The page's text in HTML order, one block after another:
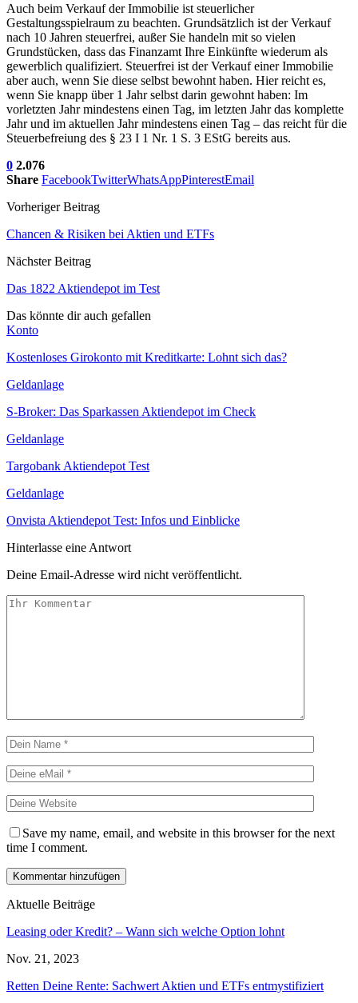
Auch beim Verkauf der Immobilie ist steuerlicher
Gestaltungsspielraum zu beachten. Grundsätzlich ist der Verkauf
nach 10 Jahren steuerfrei, außer Sie handeln mit so vielen
Grundstücken, dass das Finanzamt Ihre Einkünfte wiederum als
gewerblich qualifiziert. Steuerfrei ist der Verkauf einer Immobilie
aber auch, wenn Sie diese selbst bewohnt haben. Hier reicht es,
wenn Sie knapp über 1 Jahr selbst darin gewohnt haben: Im
vorletzten Jahr mindestens einen Tag, im letzten Jahr das komplette
Jahr und im aktuellen Jahr mindestens einen Tag – das reicht für die
Steuerbefreiung des § 23 I 1 Nr. 1 S. 3 EStG bereits aus.
0 2.076
Share FacebookTwitterWhatsAppPinterestEmail
Vorheriger Beitrag
Chancen & Risiken bei Aktien und ETFs
Nächster Beitrag
Das 1822 Aktiendepot im Test
Das könnte dir auch gefallen
Konto
Kostenloses Girokonto mit Kreditkarte: Lohnt sich das?
Geldanlage
S-Broker: Das Sparkassen Aktiendepot im Check
Geldanlage
Targobank Aktiendepot Test
Geldanlage
Onvista Aktiendepot Test: Infos und Einblicke
Hinterlasse eine Antwort
Deine Email-Adresse wird nicht veröffentlicht.
Save my name, email, and website in this browser for the next
time I comment.
Aktuelle Beiträge
Leasing oder Kredit? – Wann sich welche Option lohnt
Nov. 21, 2023
Retten Deine Rente: Sachwert Aktien und ETFs entmystifiziert